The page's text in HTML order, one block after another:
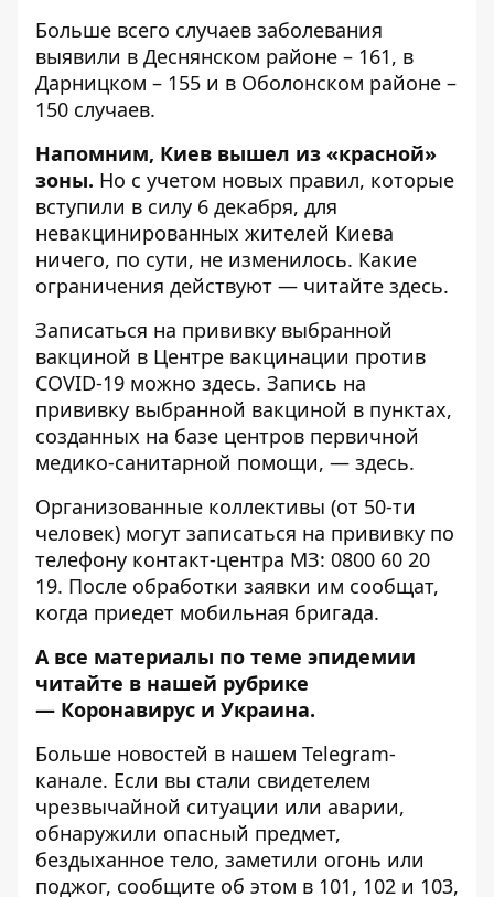
Больше всего случаев заболевания
выявили в Деснянском районе – 161, в
Дарницком – 155 и в Оболонском районе –
150 случаев.
Напомним, Киев вышел из «красной»
зоны. Но с учетом новых правил, которые
вступили в силу 6 декабря, для
невакцинированных жителей Киева
ничего, по сути, не изменилось. Какие
ограничения действуют — читайте здесь.
Записаться на прививку выбранной
вакциной в Центре вакцинации против
COVID-19 можно здесь. Запись на
прививку выбранной вакциной в пунктах,
созданных на базе центров первичной
медико-санитарной помощи, — здесь.
Организованные коллективы (от 50-ти
человек) могут записаться на прививку по
телефону контакт-центра МЗ: 0800 60 20
19. После обработки заявки им сообщат,
когда приедет мобильная бригада.
А все материалы по теме эпидемии
читайте в нашей рубрике
— Коронавирус и Украина.
Больше новостей в нашем Telegram-
канале. Если вы стали свидетелем
чрезвычайной ситуации или аварии,
обнаружили опасный предмет,
бездыханное тело, заметили огонь или
поджог, сообщите об этом в 101, 102 и 103,